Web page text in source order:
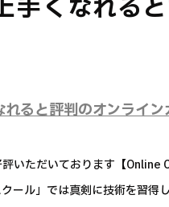
手くなれる
ると評判のオンライ
いただいております【Online
クール」では真剣に技術を習